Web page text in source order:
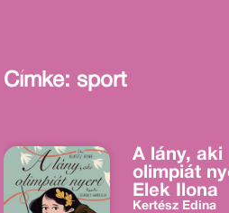
Címke: sport
A lány, aki
olimpiát
Elek Ilona
Kertész Edina